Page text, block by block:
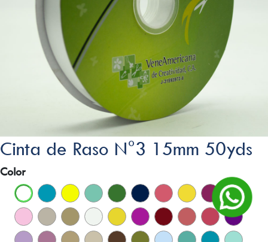
Cinta de Raso N°3 15mm 50yds
Color